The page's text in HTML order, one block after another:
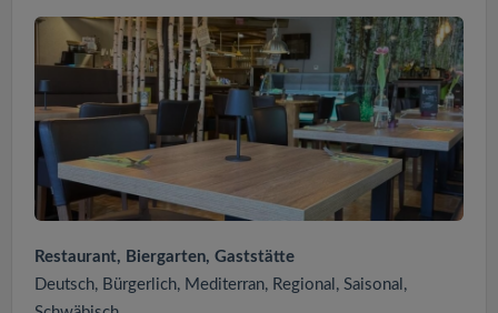
Restaurant, Biergarten, Gaststätte
Deutsch, Bürgerlich, Mediterran, Regional, Saisonal,